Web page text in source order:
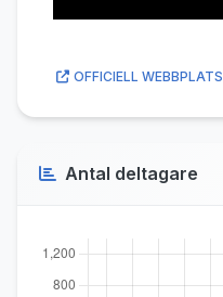
OFFICIELL WEBBPLATS
Antal deltagare